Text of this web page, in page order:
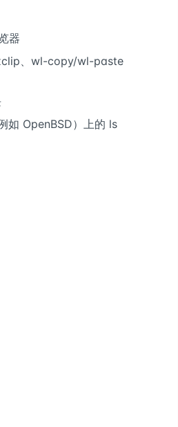
器
、wl-copy/wl-paste
如 OpenBSD）上的 ls